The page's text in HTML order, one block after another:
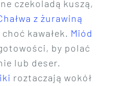
czekoladą kuszą,
z żurawiną
kawałek. Miód
by polać
lub deser.
roztaczają wokół